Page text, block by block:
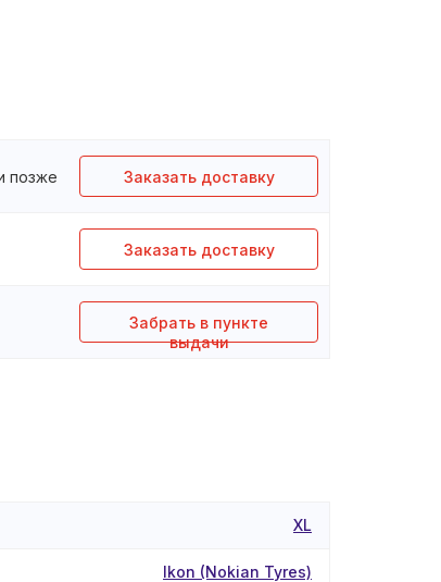
позже Заказать доставку
Заказать доставку
Забрать в пункте
выдачи
XL
Ikon (Nokian Tyres)